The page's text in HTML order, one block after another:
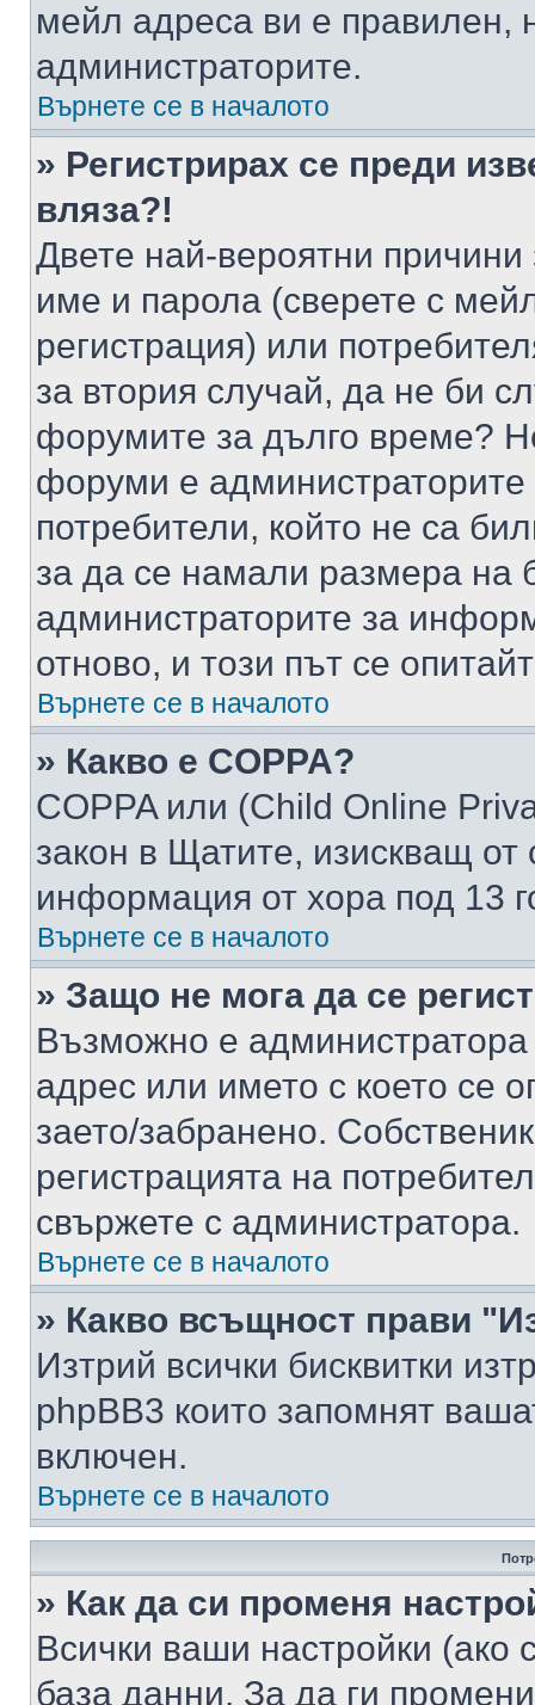
мейл адреса ви е правилен,
администраторите.
Върнете се в началото
» Регистрирах се преди
вляза?!
Двете най-вероятни
име и парола (сверете с
регистрация) или
за втория случай, да не би
форумите за дълго време?
форуми е администраторите
потребители, който не са
за да се намали размера на
администраторите за
отново, и този път се
Върнете се в началото
» Какво е COPPA?
COPPA или (Child Online
закон в Щатите, изискващ от
информация от хора под 13
Върнете се в началото
» Защо не мога да се
Възможно е
адрес или името с което се
заето/забранено.
регистрацията на
свържете с администратора.
Върнете се в началото
» Какво всъщност прави
Изтрий всички бисквитки
phpBB3 които запомнят
включен.
Върнете се в началото
» Как да си променя
Всички ваши настройки (ако
база данни. За да ги